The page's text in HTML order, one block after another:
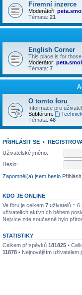
Firemní inzerce
Moderátoři:
Témata: 21
English Corner
This place is for
Moderátor:
Témata: 7
O tomto foru
Informace pro
Subfórum:
Témata: 48
PŘIHLÁSIT SE •
Uživatelské jméno:
Heslo:
Zapomněl(a) jsem heslo
KDO JE ONLINE
Ve fóru je celkem 7 uživatelů ::
uživatelích aktivních během
Nejvíce zde současně bylo
STATISTIKY
Celkem příspěvků 181825 •
11878 • Nejnovějším uživatelem